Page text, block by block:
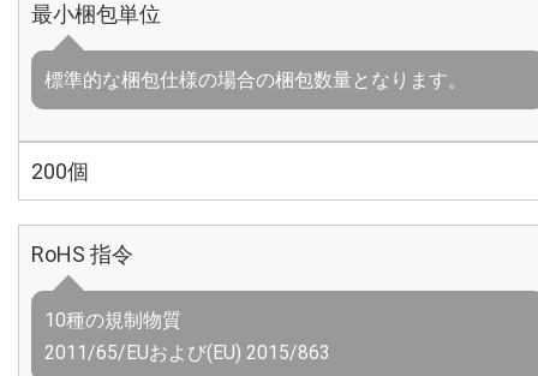
最小梱包単位
標準的な梱包仕様の場合の梱包数量となります。
200個
RoHS 指令
10種の規制物質
2011/65/EUおよび(EU) 2015/863